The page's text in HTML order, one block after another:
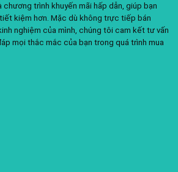
trình khuyến mãi hấp dẫn, giúp bạn
kiệm hơn. Mặc dù không trực tiếp bán
nghiệm của mình, chúng tôi cam kết tư vấn
mọi thắc mắc của bạn trong quá trình mua